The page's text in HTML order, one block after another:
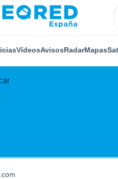
VídeosAvisosRadarMapas